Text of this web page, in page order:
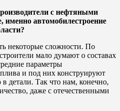
с нефтяными
именно автомобилестроение
некоторые сложности. По
мало думают о составах
параметры
и под них конструируют
детали. Так что нам, конечно,
даже с отечественными